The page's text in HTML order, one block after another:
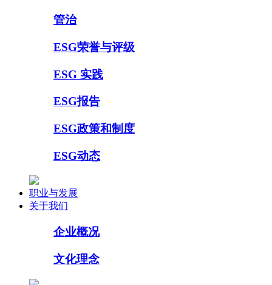
管治
ESG荣誉与评级
ESG 实践
ESG报告
ESG政策和制度
ESG动态
职业与发展
关于我们
企业概况
文化理念